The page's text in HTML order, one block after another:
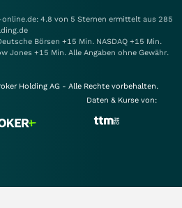
4.8 von 5 Sternen ermittelt aus 285
Börsen +15 Min. NASDAQ +15 Min.
Jones +15 Min. Alle Angaben ohne Gewähr.
Holding AG - Alle Rechte vorbehalten.
Daten & Kurse von: